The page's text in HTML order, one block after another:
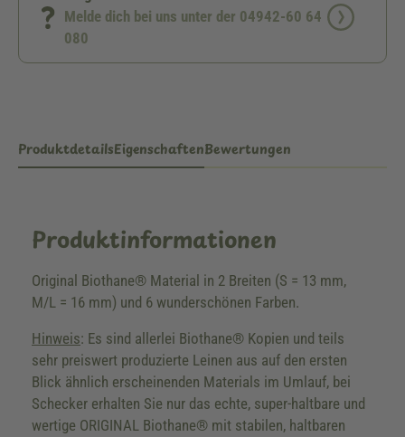
Melde dich bei uns unter der 04942-60 64
080
ProduktdetailsEigenschaftenBewertungen
Produktinformationen
Original Biothane® Material in 2 Breiten (S = 13 mm,
M/L = 16 mm) und 6 wunderschönen Farben.
Hinweis: Es sind allerlei Biothane® Kopien und teils
sehr preiswert produzierte Leinen aus auf den ersten
Blick ähnlich erscheinenden Materials im Umlauf, bei
Schecker erhalten Sie nur das echte, super-haltbare und
wertige ORIGINAL Biothane® mit stabilen, haltbaren